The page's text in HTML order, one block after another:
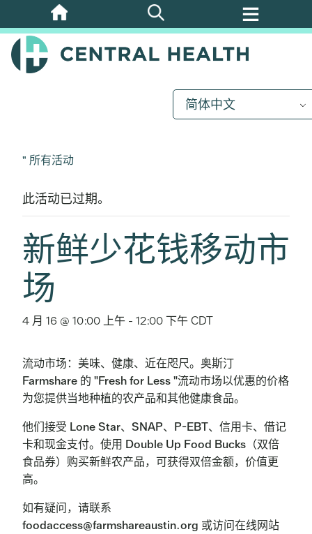
跳
至
主
简体中文
" 所有活动
此活动已过期。
新鲜少花钱移动市
场
4 月 16 @ 10:00 上午 - 12:00 下午CDT
流动市场：美味、健康、近在咫尺。奥斯汀
Farmshare 的 "Fresh for Less "流动市场以优惠的价格
为您提供当地种植的农产品和其他健康食品。
他们接受 Lone Star、SNAP、P-EBT、信用卡、借记
卡和现金支付。使用 Double Up Food Bucks（双倍
食品券）购买新鲜农产品，可获得双倍金额，价值更
高。
如有疑问，请联系
foodaccess@farmshareaustin.org 或访问在线网站